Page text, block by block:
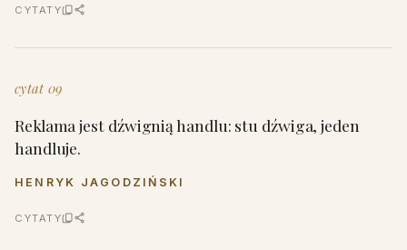
CYTATY
cytat 09
Reklama jest dźwignią handlu: stu dźwiga, jeden
handluje.
HENRYK JAGODZIŃSKI
CYTATY